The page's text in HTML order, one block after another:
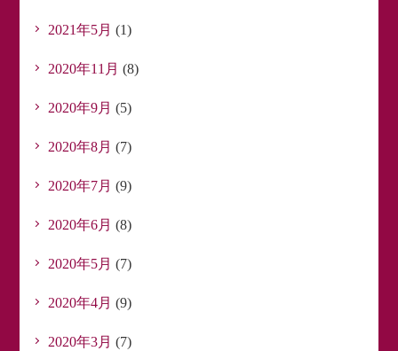
2021年5月 (1)
2020年11月 (8)
2020年9月 (5)
2020年8月 (7)
2020年7月 (9)
2020年6月 (8)
2020年5月 (7)
2020年4月 (9)
2020年3月 (7)